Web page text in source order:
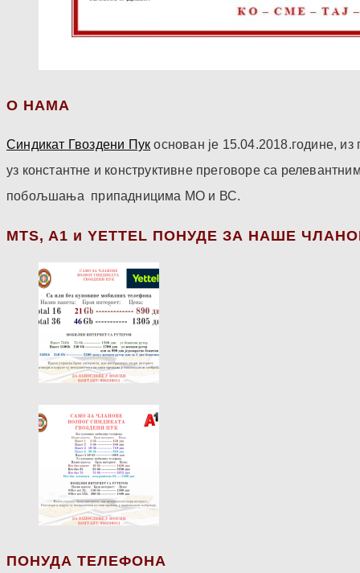
О НАМА
Синдикат Гвоздени Пук основан је 15.04.2018.године,
уз константне и конструктивне преговоре са
побољшања припадницима МО и ВС.
МТS, A1 и YETTEL ПОНУДЕ ЗА НАШЕ
ПОНУДА ТЕЛЕФОНА